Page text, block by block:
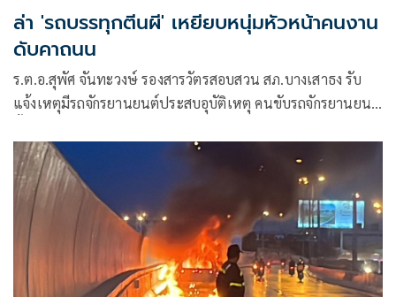
ล่า 'รถบรรทุกตีนผี' เหยียบหนุ่มหัวหน้าคนงาน
ดับคาถนน
ร.ต.อ.สุพัศ จันทะวงษ์ รองสารวัตรสอบสวน สภ.บางเสาธง รับ
แจ้งเหตุมีรถจักรยานยนต์ประสบอุบัติเหตุ คนขับรถจักรยานยนต์